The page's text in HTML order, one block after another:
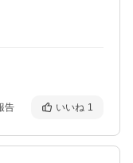
告 いいね 1